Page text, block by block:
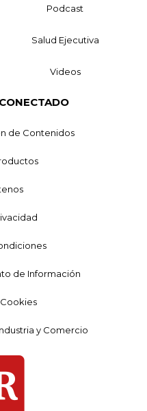
Podcast
Salud Ejecutiva
Videos
de Contenidos
de Información
y Comercio